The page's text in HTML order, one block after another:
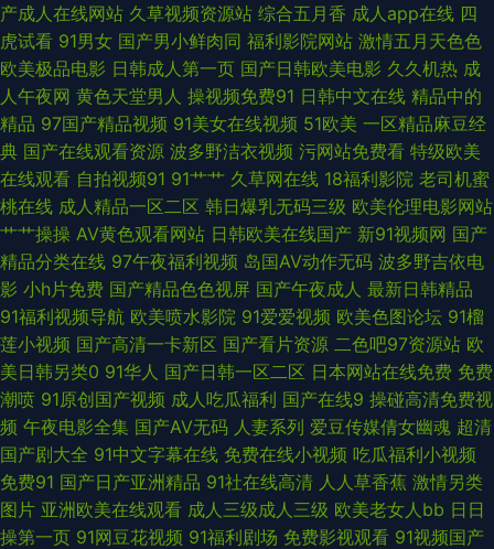
蜜桃av免费羞羞 av无码第一页 麻豆绿帽 一本无码卡 91自慰凤楼 男人的天
堂性爱图 日韩精品区一 肏人综合网 欧美色图色导航 91视频免费看网站 久草
日韩一区 亚洲肏屄视频 91资源超碰大香蕉 欧美视频不卡 91黄色直播小电影
狠狠肏COM 91人妻在线视频 黄色的网址 91成人进入人口视频 极品av在线
亚洲影音先锋资源 操碰免费视频在线观看 婷婷激情五月天小说 波多野结依
一本道电影 青青草社区 91九色蝌蚪幼师 九二午夜视频 综合小影院 成人在线
观看第七页 五月婷精品特碰 超碰导航瑟瑟 日本不卡三区 1024视频导航 韩
国AV资源网 五月花丁香社区 91性免费视频 免费看片片 91v精品久 黄污视频
在线观看导航 91TV澳洲 国产精品久久17 亚洲国产综合一区 TS人妖伪娘电
影 深爱午夜天 91网站在线观看入口 久久香网站 91国产 久草黄色 91AV深夜
产成人在线网站 久草视频资源站 综合五月香 成人app在线 四
虎试看 91男女 国产男小鲜肉同 福利影院网站 激情五月天色色
欧美极品电影 日韩成人第一页 国产日韩欧美电影 久久机热 成
人午夜网 黄色天堂男人 操视频免费91 日韩中文在线 精品中的
精品 97国产精品视频 91美女在线视频 51欧美 一区精品麻豆经
典 国产在线观看资源 波多野洁衣视频 污网站免费看 特级欧美
在线观看 自拍视频91 91艹艹 久草网在线 18福利影院 老司机蜜
桃在线 成人精品一区二区 韩日爆乳无码三级 欧美伦理电影网站
艹艹操操 AV黄色观看网站 日韩欧美在线国产 新91视频网 国产
精品分类在线 97午夜福利视频 岛国AV动作无码 波多野吉依电
影 小h片免费 国产精品色色视屏 国产午夜成人 最新日韩精品
91福利视频导航 欧美喷水影院 91爱爱视频 欧美色图论坛 91榴
莲小视频 国产高清一卡新区 国产看片资源 二色吧97资源站 欧
美日韩另类0 91华人 国产日韩一区二区 日本网站在线免费 免费
潮喷 91原创国产视频 成人吃瓜福利 国产在线9 操碰高清免费视
频 午夜电影全集 国产AV无码 人妻系列 爱豆传媒倩女幽魂 超清
国产剧大全 91中文字幕在线 免费在线小视频 吃瓜福利小视频
免费91 国产日产亚洲精品 91社在线高清 人人草香蕉 激情另类
图片 亚洲欧美在线观看 成人三级成人三级 欧美老女人bb 日日
操第一页 91网豆花视频 91福利剧场 免费影视观看 91视频国产